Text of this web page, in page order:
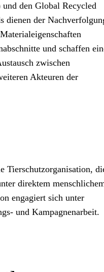
den Global Recycled
dienen der
und schaffen
zwischen
Akteuren der
Tierschutzorganisation,
direktem
engagiert sich unter
und Kampagnenarbeit.